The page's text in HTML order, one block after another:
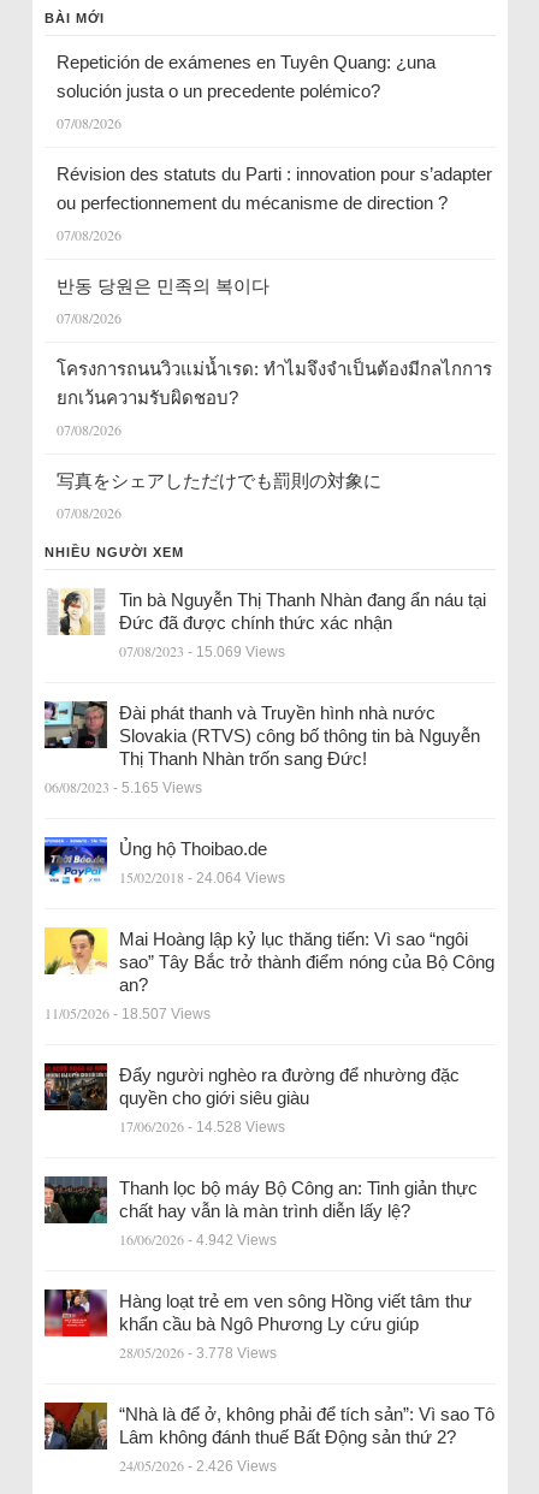
BÀI MỚI
Repetición de exámenes en Tuyên Quang: ¿una
solución justa o un precedente polémico?
07/08/2026
Révision des statuts du Parti : innovation pour s’adapter
ou perfectionnement du mécanisme de direction ?
07/08/2026
반동 당원은 민족의 복이다
07/08/2026
โครงการถนนวิวแม่น้ำเรด: ทำไมจึงจำเป็นต้องมีกลไกการ
ยกเว้นความรับผิดชอบ?
07/08/2026
写真をシェアしただけでも罰則の対象に
07/08/2026
NHIỀU NGƯỜI XEM
Tin bà Nguyễn Thị Thanh Nhàn đang ẩn náu tại
Đức đã được chính thức xác nhận
07/08/2023 - 15.069 Views
Đài phát thanh và Truyền hình nhà nước
Slovakia (RTVS) công bố thông tin bà Nguyễn
Thị Thanh Nhàn trốn sang Đức!
06/08/2023 - 5.165 Views
Ủng hộ Thoibao.de
15/02/2018 - 24.064 Views
Mai Hoàng lập kỷ lục thăng tiến: Vì sao “ngôi
sao” Tây Bắc trở thành điểm nóng của Bộ Công
an?
11/05/2026 - 18.507 Views
Đẩy người nghèo ra đường để nhường đặc
quyền cho giới siêu giàu
17/06/2026 - 14.528 Views
Thanh lọc bộ máy Bộ Công an: Tinh giản thực
chất hay vẫn là màn trình diễn lấy lệ?
16/06/2026 - 4.942 Views
Hàng loạt trẻ em ven sông Hồng viết tâm thư
khẩn cầu bà Ngô Phương Ly cứu giúp
28/05/2026 - 3.778 Views
“Nhà là để ở, không phải để tích sản”: Vì sao Tô
Lâm không đánh thuế Bất Động sản thứ 2?
24/05/2026 - 2.426 Views